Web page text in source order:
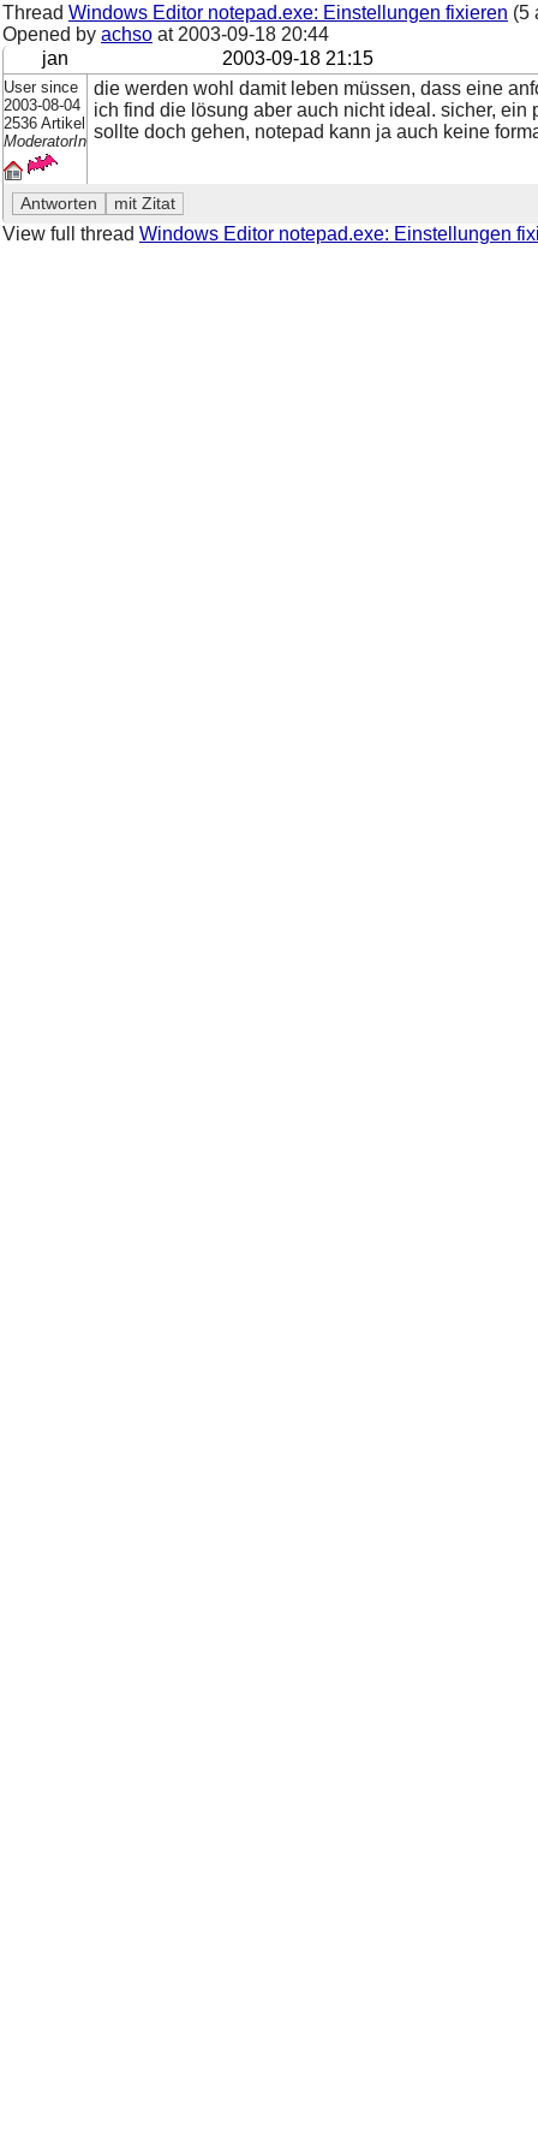
Thread Windows Editor notepad.exe: Einstellungen fixieren (5
Opened by achso at 2003-09-18 20:44
jan
2003-09-18 21:15
User since
2003-08-04
2536 Artikel
ModeratorIn
die werden wohl damit leben müssen, dass eine
ich find die lösung aber auch nicht ideal. sicher,
sollte doch gehen, notepad kann ja auch keine
View full thread Windows Editor notepad.exe: Einstellungen